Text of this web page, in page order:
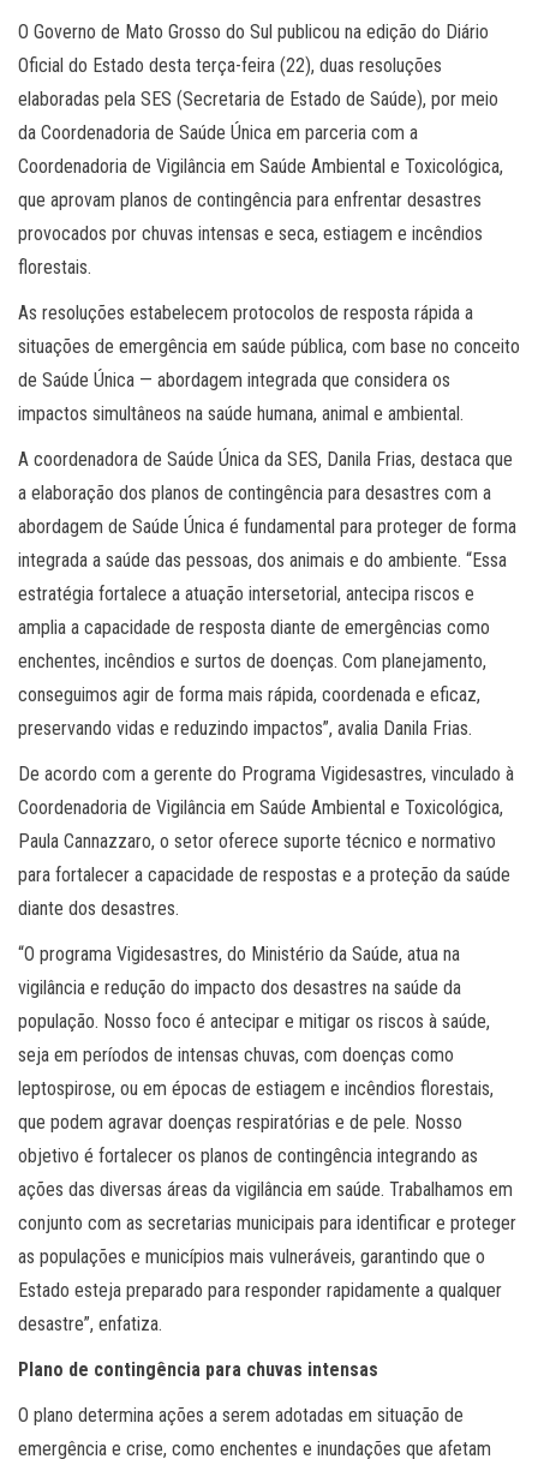
O Governo de Mato Grosso do Sul publicou na edição do Diário
Oficial do Estado desta terça-feira (22), duas resoluções
elaboradas pela SES (Secretaria de Estado de Saúde), por meio
da Coordenadoria de Saúde Única em parceria com a
Coordenadoria de Vigilância em Saúde Ambiental e Toxicológica,
que aprovam planos de contingência para enfrentar desastres
provocados por chuvas intensas e seca, estiagem e incêndios
florestais.
As resoluções estabelecem protocolos de resposta rápida a
situações de emergência em saúde pública, com base no conceito
de Saúde Única — abordagem integrada que considera os
impactos simultâneos na saúde humana, animal e ambiental.
A coordenadora de Saúde Única da SES, Danila Frias, destaca que
a elaboração dos planos de contingência para desastres com a
abordagem de Saúde Única é fundamental para proteger de forma
integrada a saúde das pessoas, dos animais e do ambiente. “Essa
estratégia fortalece a atuação intersetorial, antecipa riscos e
amplia a capacidade de resposta diante de emergências como
enchentes, incêndios e surtos de doenças. Com planejamento,
conseguimos agir de forma mais rápida, coordenada e eficaz,
preservando vidas e reduzindo impactos”, avalia Danila Frias.
De acordo com a gerente do Programa Vigidesastres, vinculado à
Coordenadoria de Vigilância em Saúde Ambiental e Toxicológica,
Paula Cannazzaro, o setor oferece suporte técnico e normativo
para fortalecer a capacidade de respostas e a proteção da saúde
diante dos desastres.
“O programa Vigidesastres, do Ministério da Saúde, atua na
vigilância e redução do impacto dos desastres na saúde da
população. Nosso foco é antecipar e mitigar os riscos à saúde,
seja em períodos de intensas chuvas, com doenças como
leptospirose, ou em épocas de estiagem e incêndios florestais,
que podem agravar doenças respiratórias e de pele. Nosso
objetivo é fortalecer os planos de contingência integrando as
ações das diversas áreas da vigilância em saúde. Trabalhamos em
conjunto com as secretarias municipais para identificar e proteger
as populações e municípios mais vulneráveis, garantindo que o
Estado esteja preparado para responder rapidamente a qualquer
desastre”, enfatiza.
Plano de contingência para chuvas intensas
O plano determina ações a serem adotadas em situação de
emergência e crise, como enchentes e inundações que afetam